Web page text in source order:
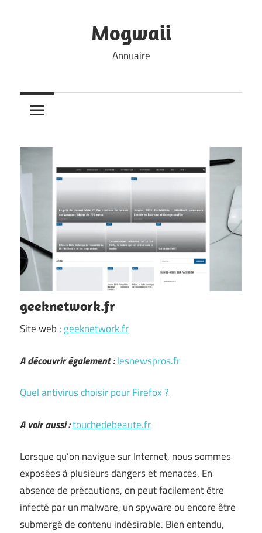
Mogwaii
Annuaire
geeknetwork.fr
Site web : geeknetwork.fr
A découvrir également :lesnewspros.fr
Quel antivirus choisir pour Firefox ?
A voir aussi :touchedebeaute.fr
Lorsque qu’on navigue sur Internet, nous sommes
exposées à plusieurs dangers et menaces. En
absence de précautions, on peut facilement être
infecté par un malware, un spyware ou encore être
submergé de contenu indésirable. Bien entendu,